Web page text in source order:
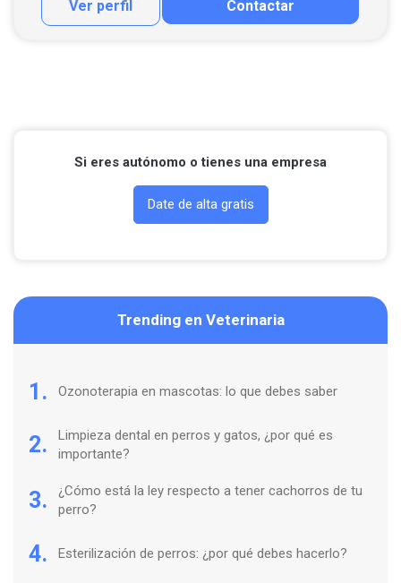
Ver perfil Contactar
Contactar por correo
Si eres autónomo o tienes una empresa
Date de alta gratis
Trending en Veterinaria
1. Ozonoterapia en mascotas: lo que debes saber
2.
Limpieza dental en perros y gatos, ¿por qué es
importante?
3.
¿Cómo está la ley respecto a tener cachorros de tu
perro?
4. Esterilización de perros: ¿por qué debes hacerlo?